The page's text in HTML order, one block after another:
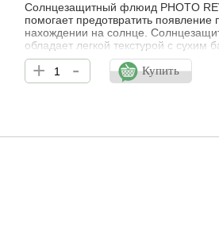
Солнцезащитный флюид PHOTO
помогает предотвратить
нахождении на солнце.
обладает легкой текстурой с сухим
Устойчиво к воде и поту. Подходит
Доказанная эффективность: кожа
защищенной от фотостарения,
+ - Купить